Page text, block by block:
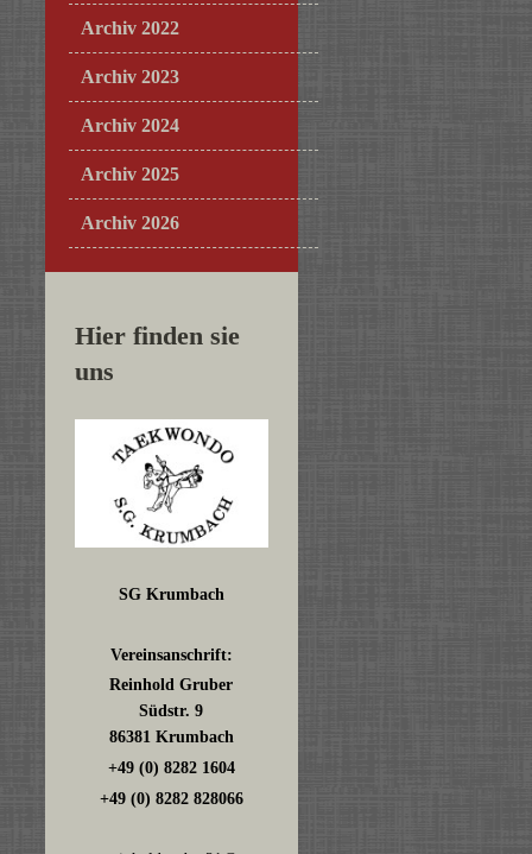
Archiv 2022
Archiv 2023
Archiv 2024
Archiv 2025
Archiv 2026
Hier finden sie
uns
SG Krumbach
Vereinsanschrift:
Reinhold Gruber
Südstr. 9
86381 Krumbach
+49 (0) 8282 1604
+49 (0) 8282 828066